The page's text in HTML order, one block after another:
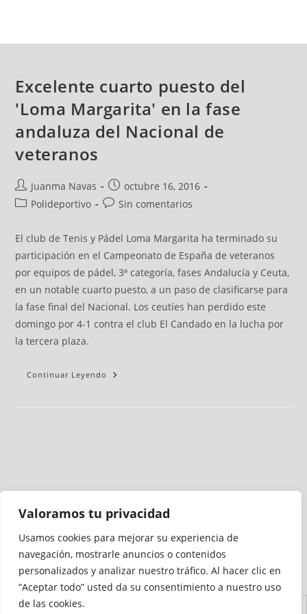
Valoramos tu privacidad
Usamos cookies para mejorar su experiencia de
navegación, mostrarle anuncios o contenidos
personalizados y analizar nuestro tráfico. Al hacer clic en
“Aceptar todo” usted da su consentimiento a nuestro uso
de las cookies.
Excelente cuarto puesto del
'Loma Margarita' en la fase
andaluza del Nacional de
veteranos
Juanma Navas
octubre 16, 2016
Polideportivo
Sin comentarios
El club de Tenis y Pádel Loma Margarita ha terminado su
participación en el Campeonato de España de veteranos
por equipos de pádel, 3ª categoría, fases Andalucía y Ceuta,
en un notable cuarto puesto, a un paso de clasificarse para
la fase final del Nacional. Los ceutíes han perdido este
domingo por 4-1 contra el club El Candado en la lucha por
la tercera plaza.
Continuar Leyendo
Medio auditado por